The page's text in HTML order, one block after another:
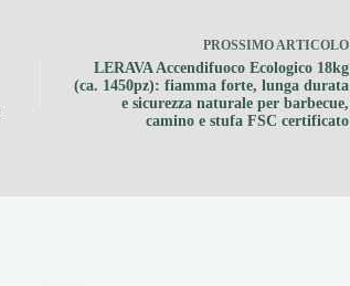
PROSSIMOARTICOLO
LERAVA Accendifuoco Ecologico 18kg
(ca. 1450pz): fiamma forte, lunga durata
e sicurezza naturale per barbecue,
camino e stufa FSC certificato